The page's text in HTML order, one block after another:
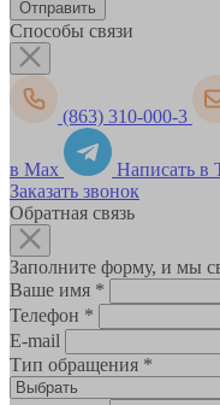
Способы связи
(863) 310-000-3
в Max
Написать в
Заказать звонок
Обратная связь
Заполните форму, и мы
Ваше имя *
Телефон *
E-mail
Тип обращения *